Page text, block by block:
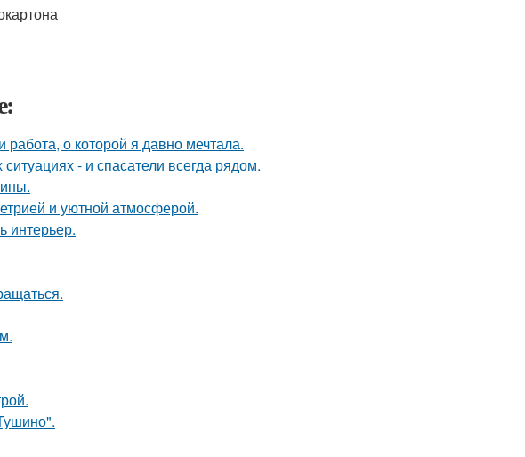
о которой я давно мечтала.
- и спасатели всегда рядом.
и уютной атмосферой.
интерьер.